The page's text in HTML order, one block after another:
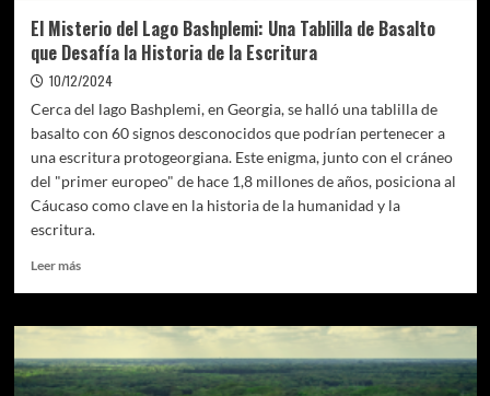
El Misterio del Lago Bashplemi: Una Tablilla de Basalto
que Desafía la Historia de la Escritura
10/12/2024
Cerca del lago Bashplemi, en Georgia, se halló una tablilla de
basalto con 60 signos desconocidos que podrían pertenecer a
una escritura protogeorgiana. Este enigma, junto con el cráneo
del "primer europeo" de hace 1,8 millones de años, posiciona al
Cáucaso como clave en la historia de la humanidad y la
escritura.
Leer másLeer
El
del
Lago